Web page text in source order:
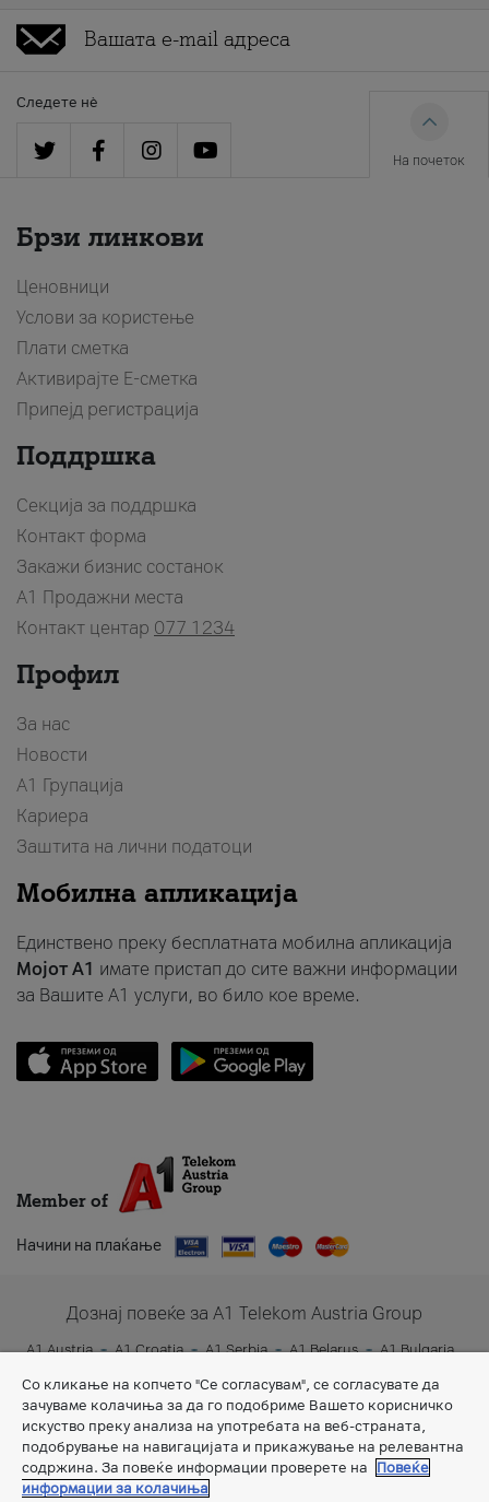
Следете нè
На почеток
Брзи линкови
Ценовници
Услови за користење
Плати сметка
Активирајте Е-сметка
Припејд регистрација
Поддршка
Секција за поддршка
Контакт форма
Закажи бизнис состанок
A1 Продажни места
Контакт центар 077 1234
Профил
За нас
Новости
А1 Групација
Кариера
Заштита на лични податоци
Мобилна апликација
Единствено преку бесплатната мобилна апликација
Мојот A1 имате пристап до сите важни информации
за Вашите A1 услуги, во било кое време.
Member of
Начини на плаќање
Дознај повеќе за A1 Telekom Austria Group
A1 Austria A1 Croatia A1 Serbia A1 Belarus
A1 Bulgaria
A1 Slovenia
A1 Digital
Со кликање на копчето "Се согласувам", се согласувате да
зачуваме колачиња за да го подобриме Вашето корисничко
искуство преку анализа на употребата на веб-страната,
подобрување на навигацијата и прикажување на релевантна
содржина. За повеќе информации проверете на
Повеќе
информации за колачиња